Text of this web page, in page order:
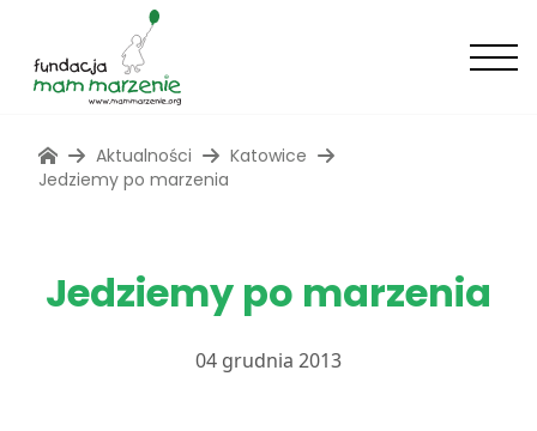
Aktualności
Katowice
Jedziemy po marzenia
Jedziemy po marzenia
04 grudnia 2013